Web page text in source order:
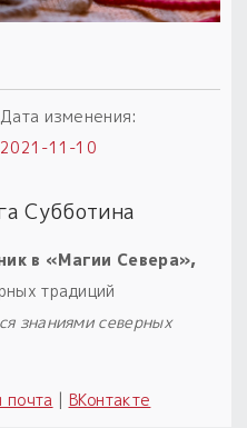
Дата изменения:
2021-11-10
Субботина
в «Магии Севера»,
традиций
знаниями северных
почта ВКонтакте